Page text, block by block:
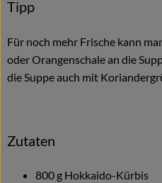
Über uns
Veranstaltungen
Blog
Tipp
Für noch mehr Frische kann
oder Orangenschale an die
die Suppe auch mit
Zutaten
800 g Hokkaido-Kürbis